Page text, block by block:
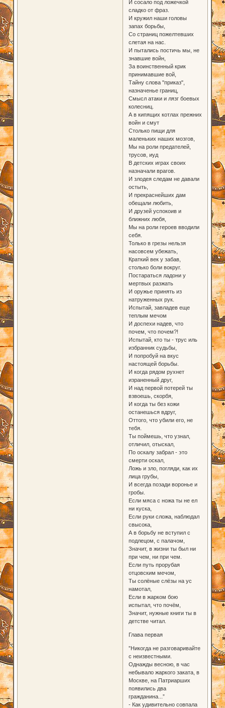
И сосало под ложечкой
сладко от фраз.
И кружил наши головы
запах борьбы,
Со страниц пожелтевших
слетая на нас.
И пытались постичь мы, не
знавшие войн,
За воинственный крик
принимавшие вой,
Тайну слова "приказ",
назначенье границ,
Смысл атаки и лязг боевых
колесниц.
А в кипящих котлах прежних
войн и смут
Столько пищи для
маленьких наших мозгов,
Мы на роли предателей,
трусов, иуд
В детских играх своих
назначали врагов.
И злодея следам не давали
остыть,
И прекраснейших дам
обещали любить,
И друзей успокоив и
ближних любя,
Мы на роли героев вводили
себя.
Только в грезы нельзя
насовсем убежать,
Краткий век у забав,
столько боли вокруг.
Постараться ладони у
мертвых разжать
И оружье принять из
натруженных рук.
Испытай, завладев еще
теплым мечом
И доспехи надев, что
почем, что почем?!
Испытай, кто ты - трус иль
избранник судьбы,
И попробуй на вкус
настоящей борьбы.
И когда рядом рухнет
израненный друг,
И над первой потерей ты
взвоешь, скорбя,
И когда ты без кожи
останешься вдруг,
Оттого, что убили его, не
тебя.
Ты поймешь, что узнал,
отличил, отыскал,
По оскалу забрал - это
смерти оскал,
Ложь и зло, погляди, как их
лица грубы,
И всегда позади воронье и
гробы.
Если мяса с ножа ты не ел
ни куска,
Если руки сложа, наблюдал
свысока,
А в борьбу не вступил с
подлецом, с палачом,
Значит, в жизни ты был ни
при чем, ни при чем.
Если путь прорубая
отцовским мечом,
Ты солёные слёзы на ус
намотал,
Если в жарком бою
испытал, что почём,
Значит, нужные книги ты в
детстве читал.
Глава первая
”Никогда не разговаривайте
с неизвестными.
Однажды весною, в час
небывало жаркого заката, в
Москве, на Патриарших
появились два
гражданина...”
- Как удивительно совпала